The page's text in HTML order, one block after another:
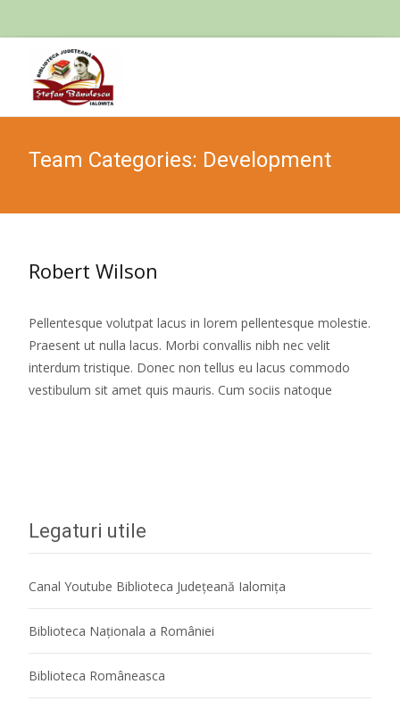
Team Categories: Development
Robert Wilson
Pellentesque volutpat lacus in lorem pellentesque molestie.
Praesent ut nulla lacus. Morbi convallis nibh nec velit
interdum tristique. Donec non tellus eu lacus commodo
vestibulum sit amet quis mauris. Cum sociis natoque
Legaturi utile
Canal Youtube Biblioteca Județeană Ialomița
Biblioteca Naţionala a României
Biblioteca Româneasca